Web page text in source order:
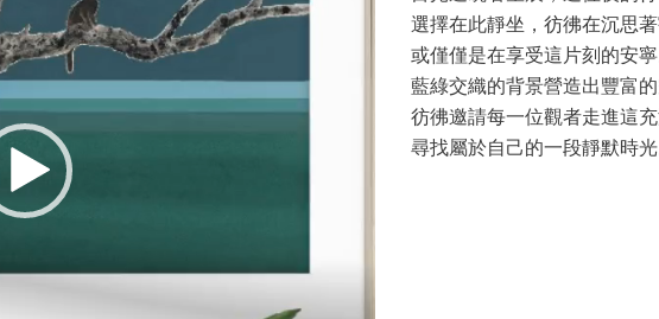
選擇在此靜坐，彷彿在沉思
或僅僅是在享受這片刻的安寧
藍綠交織的背景營造出豐富的
彷彿邀請每一位觀者走進這
尋找屬於自己的一段靜默時光